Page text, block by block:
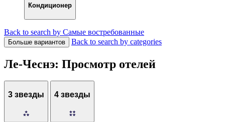
Кондиционер
Back to search by Самые востребованные
Больше вариантов Back to search by categories
Ле-Чеснэ: Просмотр отелей
3 звезды 4 звезды